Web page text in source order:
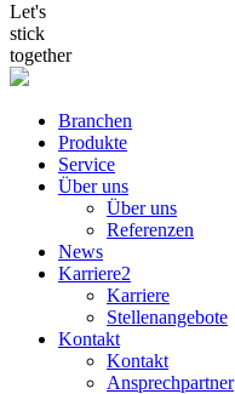
Let's
stick
together
Branchen
Produkte
Service
Über uns
Über uns
Referenzen
News
Karriere2
Karriere
Stellenangebote
Kontakt
Kontakt
Ansprechpartner